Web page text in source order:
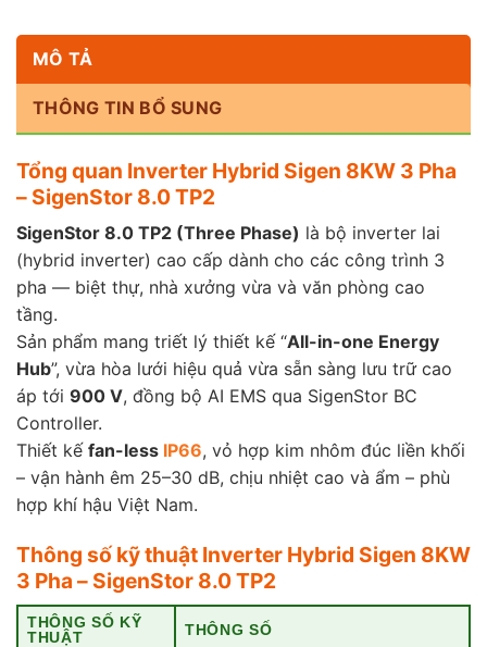
MÔ TẢ
THÔNG TIN BỔ SUNG
Tổng quan Inverter Hybrid Sigen 8KW 3 Pha
– SigenStor 8.0 TP2
SigenStor 8.0 TP2 (Three Phase) là bộ inverter lai
(hybrid inverter) cao cấp dành cho các công trình 3
pha — biệt thự, nhà xưởng vừa và văn phòng cao
tầng.
Sản phẩm mang triết lý thiết kế “All-in-one Energy
Hub”, vừa hòa lưới hiệu quả vừa sẵn sàng lưu trữ cao
áp tới 900 V, đồng bộ AI EMS qua SigenStor BC
Controller.
Thiết kế fan-less IP66, vỏ hợp kim nhôm đúc liền khối
– vận hành êm 25–30 dB, chịu nhiệt cao và ẩm – phù
hợp khí hậu Việt Nam.
Thông số kỹ thuật Inverter Hybrid Sigen 8KW
3 Pha – SigenStor 8.0 TP2
THÔNG SỐ KỸ
THUẬT
THÔNG SỐ